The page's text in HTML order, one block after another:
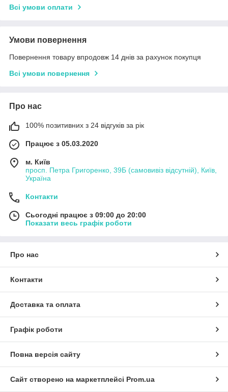
Всі умови оплати
Умови повернення
Повернення товару впродовж 14 днів за рахунок покупця
Всі умови повернення
Про нас
100% позитивних з 24 відгуків за рік
Працює з 05.03.2020
м. Київ
просп. Петра Григоренко, 39Б (самовивіз відсутній), Київ,
Україна
Контакти
Сьогодні працює з 09:00 до 20:00
Показати весь графік роботи
Про нас
Контакти
Доставка та оплата
Графік роботи
Повна версія сайту
Сайт створено на маркетплейсі Prom.ua